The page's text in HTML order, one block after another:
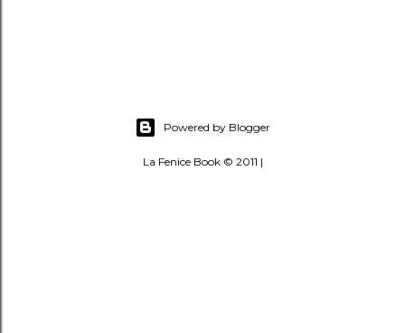
Powered by Blogger
La Fenice Book © 2011 |